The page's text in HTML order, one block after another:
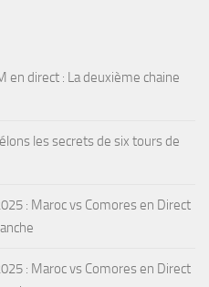
en direct : La deuxième chaine
les secrets de six tours de
: Maroc vs Comores en Direct
: Maroc vs Comores en Direct